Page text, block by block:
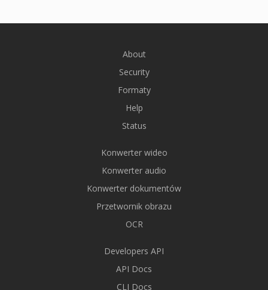
About
Security
Formaty
Help
Status
Konwerter wideo
Konwerter audio
Konwerter dokumentów
Przetwornik obrazu
OCR
Developers API
API Docs
CLI Docs